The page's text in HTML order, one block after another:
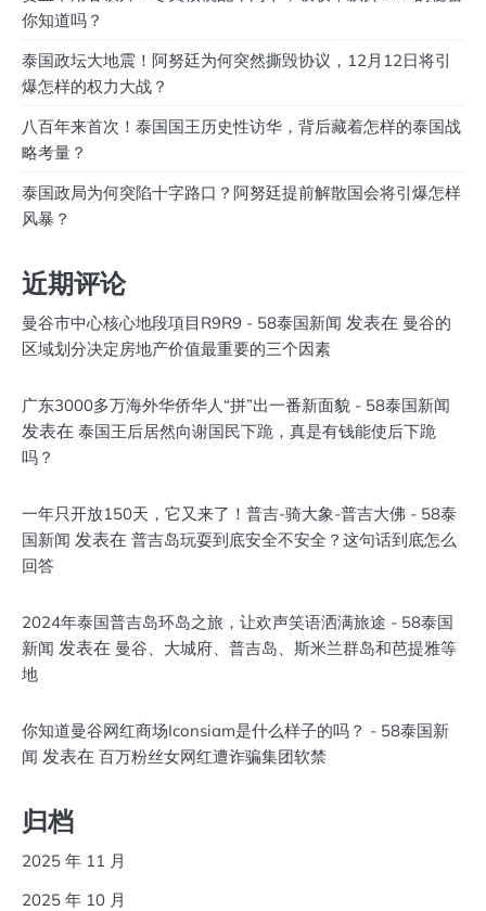
你知道吗？
泰国政坛大地震！阿努廷为何突然撕毁协议，12月12日将引
爆怎样的权力大战？
八百年来首次！泰国国王历史性访华，背后藏着怎样的泰国战
略考量？
泰国政局为何突陷十字路口？阿努廷提前解散国会将引爆怎样
风暴？
近期评论
曼谷市中心核心地段項目R9R9 - 58泰国新闻 发表在 曼谷的
区域划分决定房地产价值最重要的三个因素
广东3000多万海外华侨华人“拼”出一番新面貌 - 58泰国新闻
发表在 泰国王后居然向谢国民下跪，真是有钱能使后下跪
吗？
一年只开放150天，它又来了！普吉-骑大象-普吉大佛 - 58泰
国新闻 发表在 普吉岛玩耍到底安全不安全？这句话到底怎么
回答
2024年泰国普吉岛环岛之旅，让欢声笑语洒满旅途 - 58泰国
新闻 发表在 曼谷、大城府、普吉岛、斯米兰群岛和芭提雅等
地
你知道曼谷网红商场Iconsiam是什么样子的吗？ - 58泰国新
闻 发表在 百万粉丝女网红遭诈骗集团软禁
归档
2025 年 11 月
2025 年 10 月